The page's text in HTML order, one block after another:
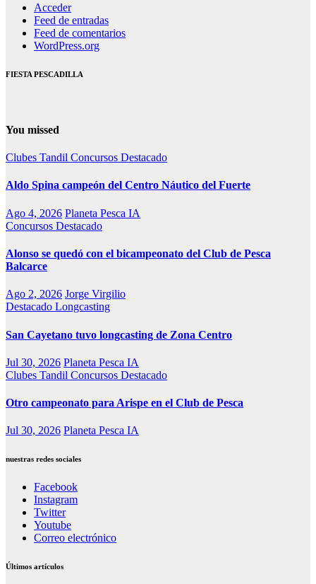
Acceder
Feed de entradas
Feed de comentarios
WordPress.org
FIESTA PESCADILLA
You missed
Clubes Tandil Concursos Destacado
Aldo Spina campeón del Centro Náutico del Fuerte
Ago 4, 2026 Planeta Pesca IA
Concursos Destacado
Alonso se quedó con el bicampeonato del Club de Pesca
Balcarce
Ago 2, 2026 Jorge Virgilio
Destacado Longcasting
San Cayetano tuvo longcasting de Zona Centro
Jul 30, 2026 Planeta Pesca IA
Clubes Tandil Concursos Destacado
Otro campeonato para Arispe en el Club de Pesca
Jul 30, 2026 Planeta Pesca IA
nuestras redes sociales
Facebook
Instagram
Twitter
Youtube
Correo electrónico
Últimos artículos